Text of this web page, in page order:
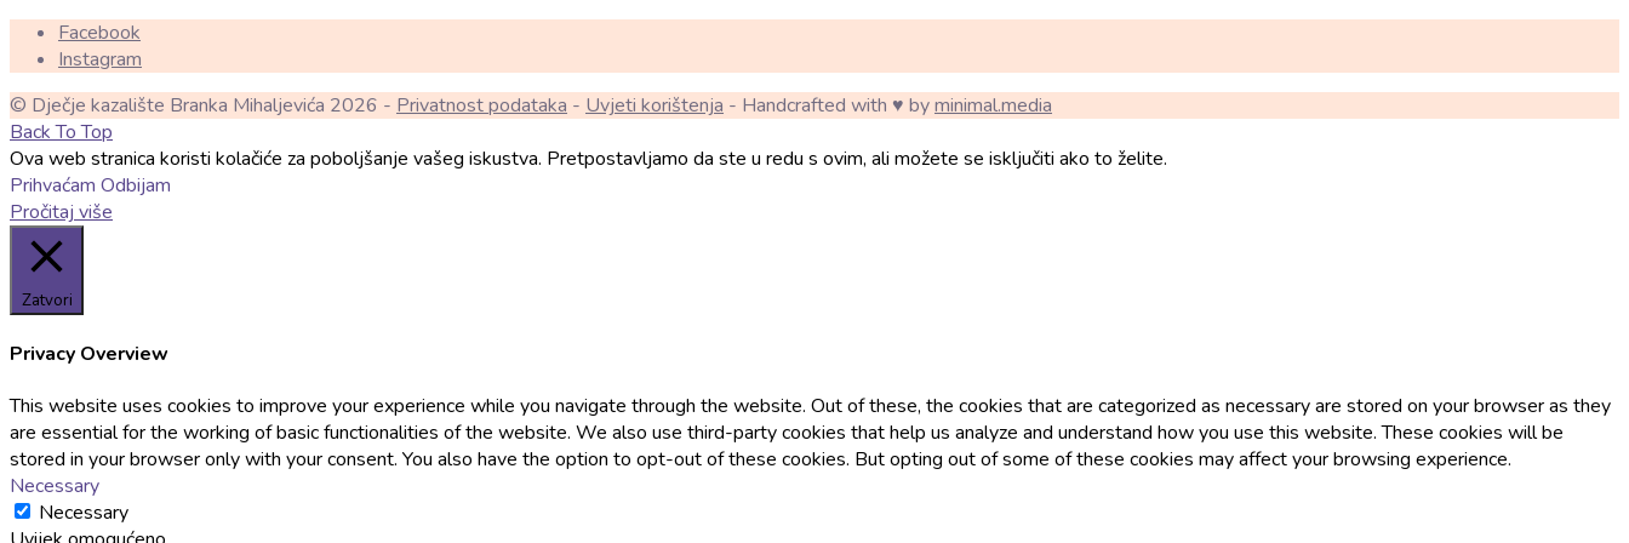
Facebook
Instagram
© Dječje kazalište Branka Mihaljevića 2026 - Privatnost podataka - Uvjeti korištenja - Handcrafted with ♥ byminimal.media
Back To Top
Ova web stranica koristi kolačiće za poboljšanje vašeg iskustva. Pretpostavljamo da ste u redu s ovim, ali možete se isključiti ako to želite.
Prihvaćam Odbijam
Pročitaj više
Zatvori
Privacy Overview
This website uses cookies to improve your experience while you navigate through the website. Out of these, the cookies that are categorized as necessary are stored on your browser as they
are essential for the working of basic functionalities of the website. We also use third-party cookies that help us analyze and understand how you use this website. These cookies will be
stored in your browser only with your consent. You also have the option to opt-out of these cookies. But opting out of some of these cookies may affect your browsing experience.
Necessary
Necessary